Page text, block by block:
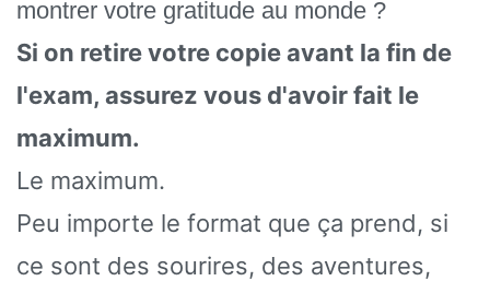
montrer votre gratitude au monde ?
Si on retire votre copie avant la fin de
l'exam, assurez vous d'avoir fait le
maximum.
Le maximum.
Peu importe le format que ça prend, si
ce sont des sourires, des aventures,